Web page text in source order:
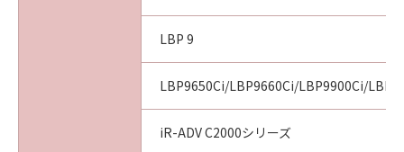
LBP 9
LBP9650Ci/LBP9660Ci/LBP9900Ci/
iR-ADV C2000シリーズ